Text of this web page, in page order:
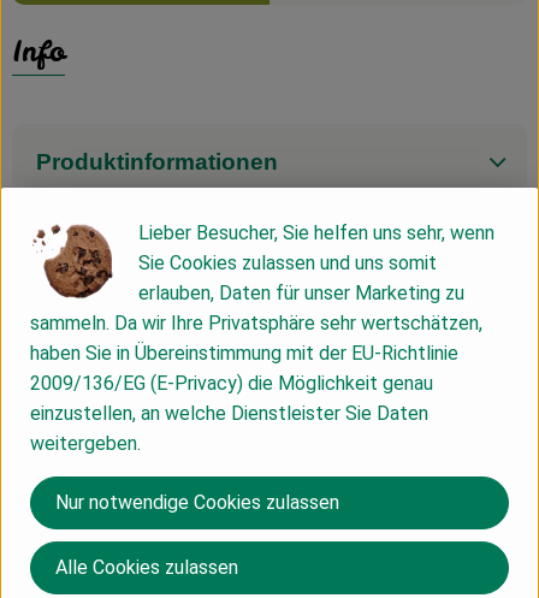
Info
Produktinformationen
Zutaten
Nährwert-Info
Produktdatenblatt
Herkunft
Lieber Besucher, Sie helfen uns sehr, wenn
Sie Cookies zulassen und uns somit
erlauben, Daten für unser Marketing zu
sammeln. Da wir Ihre Privatsphäre sehr wertschätzen,
haben Sie in Übereinstimmung mit der EU-Richtlinie
2009/136/EG (E-Privacy) die Möglichkeit genau
einzustellen, an welche Dienstleister Sie Daten
weitergeben.
Nur notwendige Cookies zulassen
Alle Cookies zulassen